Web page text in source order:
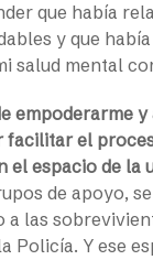
que había
y que
salud mental
empoderarme
facilitar el
el espacio de la
de apoyo,
a las
Policía. Y ese